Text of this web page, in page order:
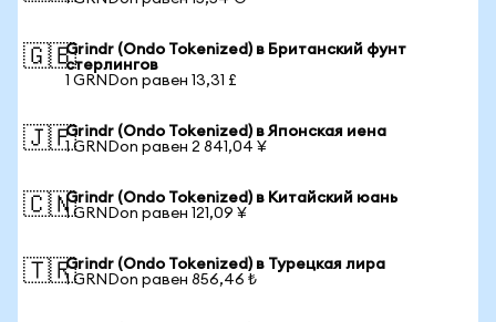
🇬🇧Grindr (Ondo Tokenized) в Британский фунт
стерлингов
1 GRNDon равен 13,31 £
🇯🇵Grindr (Ondo Tokenized) в Японская иена
1 GRNDon равен 2 841,04 ¥
🇨🇳Grindr (Ondo Tokenized) в Китайский юань
1 GRNDon равен 121,09 ¥
🇹🇷Grindr (Ondo Tokenized) в Турецкая лира
1 GRNDon равен 856,46 ₺